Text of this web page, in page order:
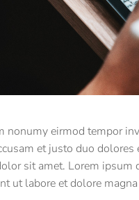
nonumy eirmod tempor
et justo duo
sit amet. Lorem
ut labore et dolore